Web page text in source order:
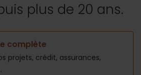
plus de 20 ans.
complète
projets, crédit, assurances,